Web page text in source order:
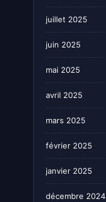
juillet 2025
juin 2025
mai 2025
avril 2025
mars 2025
février 2025
janvier 2025
décembre 2024